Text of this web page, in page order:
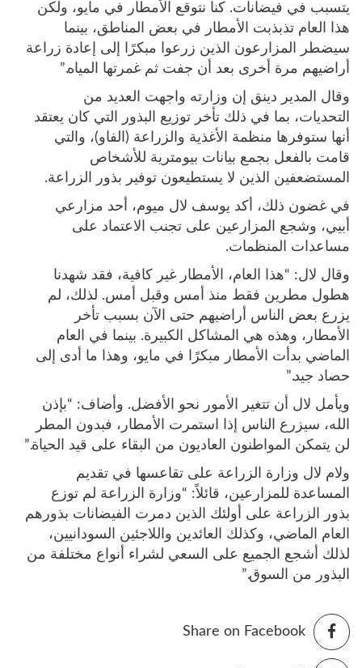
يتسبب في فيضانات. كنا نتوقع الأمطار في مايو، ولكن
هذا العام تذبذبت الأمطار في بعض المناطق، بينما
سيضطر المزارعون الذين زرعوا مبكرًا إلى إعادة زراعة
أراضيهم مرة أخرى بعد أن جفت ثم غمرتها المياه.”
وقال المدير دينق إن وزارته واجهت العديد من
التحديات، بما في ذلك تأخر توزيع البذور التي كان يعتقد
أنها ستوفرها منظمة الأغذية والزراعة (الفاو)، والتي
قامت بالفعل بجمع بيانات بيومترية للأشخاص
المستضعفين الذين لا يستطيعون توفير بذور الزراعة.
في غضون ذلك، أكد يوسف لال ميوم، أحد مزارعي
أبيي، وشجع المزارعين على تجنب الاعتماد على
مساعدات المنظمات.
وقال لال: “هذا العام، الأمطار غير كافية، فقد شهدنا
هطول مطرين فقط منذ أمس وقبل أمس. لذلك، لم
يزرع بعض الناس أراضيهم حتى الآن بسبب تأخر
الأمطار، وهذه هي المشاكل الكبيرة. بينما في العام
الماضي بدأت الأمطار مبكرًا في مايو، وهذا ما أدى إلى
حصاد جيد.”
ويأمل لال أن تتغير الأمور نحو الأفضل. وأضاف: “بإذن
الله، سيزرع الناس إذا استمرت الأمطار، فبدون المطر
لن يتمكن المواطنون العاديون من البقاء على قيد الحياة.”
ولام لال وزارة الزراعة على تقاعسها في تقديم
المساعدة للمزارعين، قائلاً: “وزارة الزراعة لم توزع
بذور الزراعة على أولئك الذين دمرت الفيضانات بذورهم
العام الماضي، وكذلك العائدين واللاجئين السودانيين،
لذلك أشجع الجميع على السعي لشراء أنواع مختلفة من
البذور من السوق.”
Share on Facebook